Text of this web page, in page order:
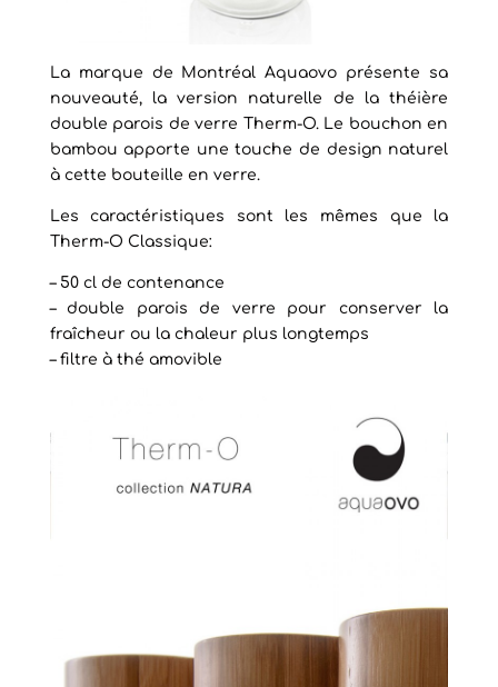
La marque de Montréal Aquaovo présente sa
nouveauté, la version naturelle de la théière
double parois de verre Therm-O. Le bouchon en
bambou apporte une touche de design naturel
à cette bouteille en verre.
Les caractéristiques sont les mêmes que la
Therm-O Classique:
– 50 cl de contenance
– double parois de verre pour conserver la
fraîcheur ou la chaleur plus longtemps
– filtre à thé amovible